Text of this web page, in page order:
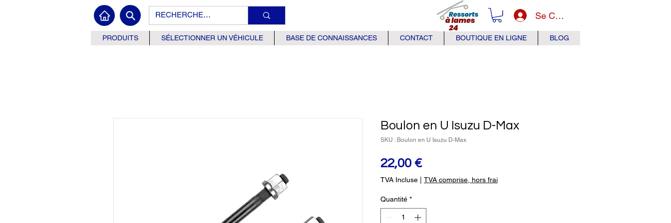
Se Connecter
PRODUITS SÉLECTIONNER UN VÉHICULE BASE DE CONNAISSANCES CONTACT BOUTIQUE EN LIGNE BLOG
Boulon en U Isuzu D-Max
SKU : Boulon en U Isuzu D-Max
22,00 €Prix
TVA Incluse TVA comprise, hors frai
Quantité *